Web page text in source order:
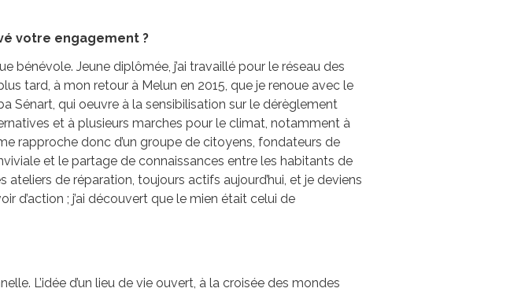
votre engagement ?
Jeune diplômée, j’ai travaillé pour le réseau des
tard, à mon retour à Melun en 2015, que je renoue avec le
Sénart, qui oeuvre à la sensibilisation sur le dérèglement
et à plusieurs marches pour le climat, notamment à
rapproche donc d’un groupe de citoyens, fondateurs de
et le partage de connaissances entre les habitants de
de réparation, toujours actifs aujourd’hui, et je deviens
d’action ; j’ai découvert que le mien était celui de
L’idée d’un lieu de vie ouvert, à la croisée des mondes